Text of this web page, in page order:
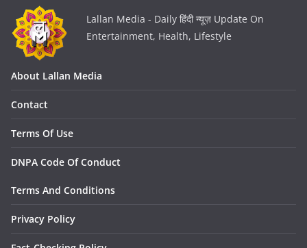
Lallan Media - Daily हिंदी न्यूज़ Update On
Entertainment, Health, Lifestyle
About Lallan Media
Contact
Terms Of Use
DNPA Code Of Conduct
Terms And Conditions
Privacy Policy